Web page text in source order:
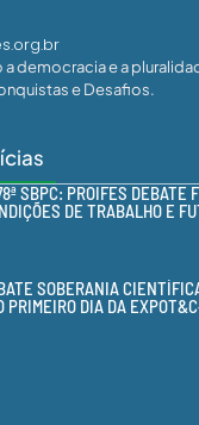
democracia e a
e Desafios.
SBPC: PROIFES DEBATE
DE TRABALHO E
SOBERANIA
PRIMEIRO DIA DA